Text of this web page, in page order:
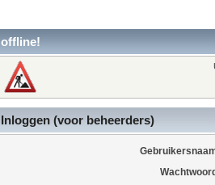
offline!
Inloggen (voor beheerders)